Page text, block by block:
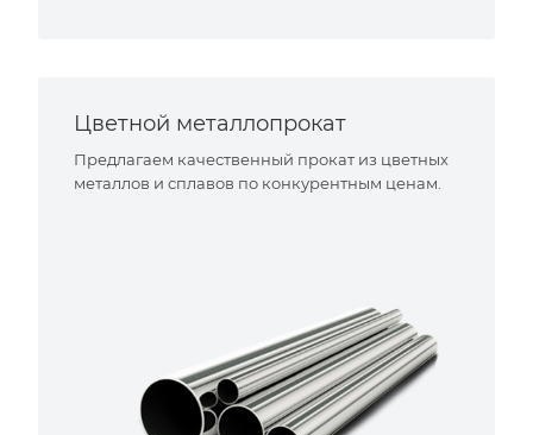
Цветной металлопрокат
Предлагаем качественный прокат из цветных
металлов и сплавов по конкурентным ценам.